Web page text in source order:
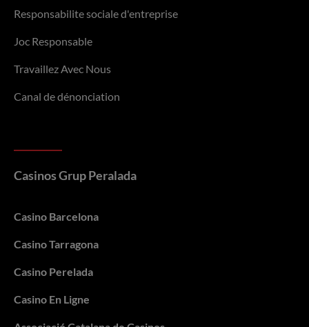
Responsabilite sociale d'entreprise
Joc Responsable
Travaillez Avec Nous
Canal de dénonciation
Casinos Grup Peralada
Casino Barcelona
Casino Tarragona
Casino Perelada
Casino En Ligne